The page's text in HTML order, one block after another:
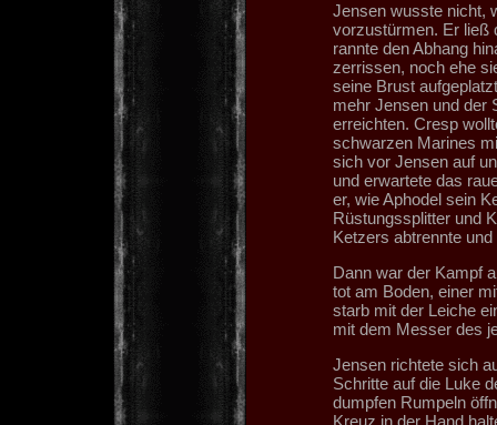
Jensen wusste nicht,
vorzustürmen. Er ließ
rannte den Abhang
zerrissen, noch ehe
seine Brust
mehr Jensen und der
erreichten. Cresp
schwarzen Marines
sich vor Jensen auf
und erwartete das
er, wie Aphodel sein
Rüstungssplitter und
Ketzers abtrennte
Dann war der Kampf
tot am Boden, einer
starb mit der Leiche
mit dem Messer des
Jensen richtete sich
Schritte auf die Luke
dumpfen Rumpeln
Kreuz in der Hand